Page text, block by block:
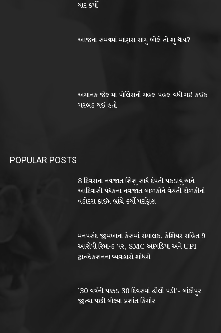
યાદ કર્યો
આજના સમયમાં માણસ સાચુ બોલે તો શુ થાય?
અચાનક જેલ મા પોલિસની ચહલ પહલ વધી ગઇ કઈક
ગરબડ થઈ હતી
POPULAR POSTS
8 દિવસના નવજાત શિશુ સાથે દંપતી પકડાયું અને
આદિવાસી પંથકના નવજાત બાળકોને વેચતી ટોળકીનો
વડોદરા ક્રાઈમ બ્રાંચે કર્યો પર્દાફાશ
મનપસંદ જીમખાના કેસમાં સંચાલક, કેશિયર સહિત 9
આરોપી રિમાન્ડ પર, SMC આંગડિયા અને UPI
ટ્રાન્ઝેકશનના વ્યવહારો શોધશે
’30 વર્ષની પક્કડ 30 દિવસમાં ઢીલી પડી’- બાંકીપુર
જીત્યા પછી બોલ્યા પ્રશાંત કિશોર